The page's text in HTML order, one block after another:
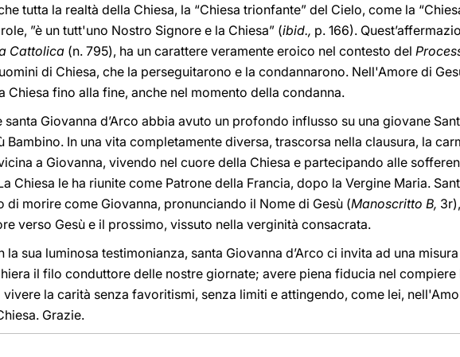
tutta la realtà della Chiesa, la “Chiesa trionfante” del Cielo, come la
”è un tutt'uno Nostro Signore e la Chiesa” (ibid., p. 166).
Cattolica (n. 795), ha un carattere veramente eroico nel contesto del
di Chiesa, che la perseguitarono e la condannarono. Nell'Amore di
Chiesa fino alla fine, anche nel momento della condanna.
Giovanna d’Arco abbia avuto un profondo influsso su una giovane
Bambino. In una vita completamente diversa, trascorsa nella clausura, la
a Giovanna, vivendo nel cuore della Chiesa e partecipando alle
Chiesa le ha riunite come Patrone della Francia, dopo la Vergine Maria.
di morire come Giovanna, pronunciando il Nome di Gesù (Manoscritto B,
verso Gesù e il prossimo, vissuto nella verginità consacrata.
sua luminosa testimonianza, santa Giovanna d’Arco ci invita ad una
il filo conduttore delle nostre giornate; avere piena fiducia nel compiere
vivere la carità senza favoritismi, senza limiti e attingendo, come lei,
Grazie.